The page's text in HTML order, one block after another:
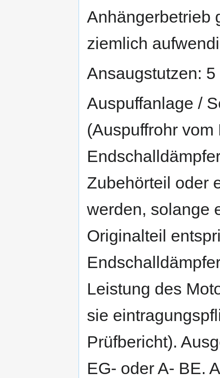
Anhängerbetrieb
ziemlich
Ansaugstutzen: 5
Auspuffanlage /
(Auspuffrohr
Zubehörteil oder
werden, solange
Originalteil
Leistung des
sie
Prüfbericht).
EG- oder A- BE.